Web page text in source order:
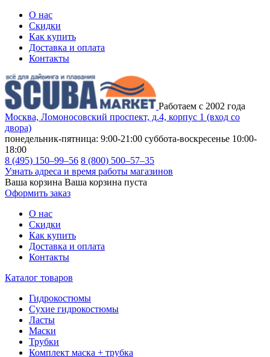
О нас
Скидки
Как купить
Доставка и оплата
Контакты
Работаем с 2002 года
Москва, Ломоносовский проспект, д.4, корпус 1 (вход со
двора)
понедельник-пятница: 9:00-21:00 суббота-воскресенье 10:00-
18:00
8 (495) 150–99–56 8 (800) 500–57–35
Узнать адреса и время работы магазинов
Ваша корзина Ваша корзина пуста
Оформить заказ
О нас
Скидки
Как купить
Доставка и оплата
Контакты
Каталог товаров
Гидрокостюмы
Сухие гидрокостюмы
Ласты
Маски
Трубки
Комплект маска + трубка